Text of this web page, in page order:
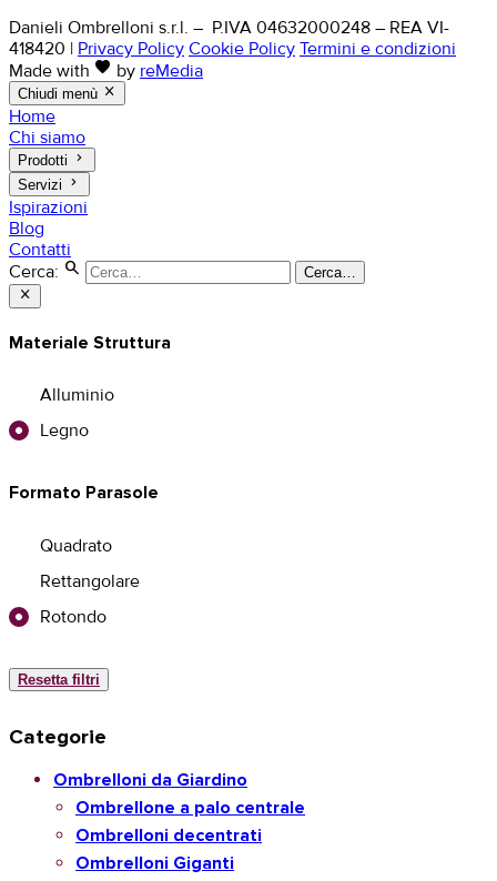
Danieli Ombrelloni s.r.l. – P.IVA 04632000248 – REA VI-
418420 | Privacy Policy Cookie Policy Termini e condizioni
Made with favorite by reMedia
Chiudi menù close
Home
Chi siamo
Prodotti keyboard_arrow_right
Servizi keyboard_arrow_right
Ispirazioni
Blog
Contatti
Cerca: search Cerca…
close
Materiale Struttura
Alluminio
Legno
Formato Parasole
Quadrato
Rettangolare
Rotondo
Resetta filtri
Categorie
Ombrelloni da Giardino
Ombrellone a palo centrale
Ombrelloni decentrati
Ombrelloni Giganti